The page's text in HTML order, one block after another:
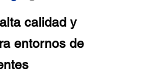
calidad y
entornos de